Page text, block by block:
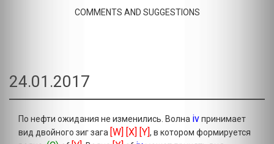
COMMENTS AND SUGGESTIONS
24.01.2017
По нефти ожидания не изменились. Волна ivпринимает
вид двойного зиг зага [W] [X] [Y], в котором формируется